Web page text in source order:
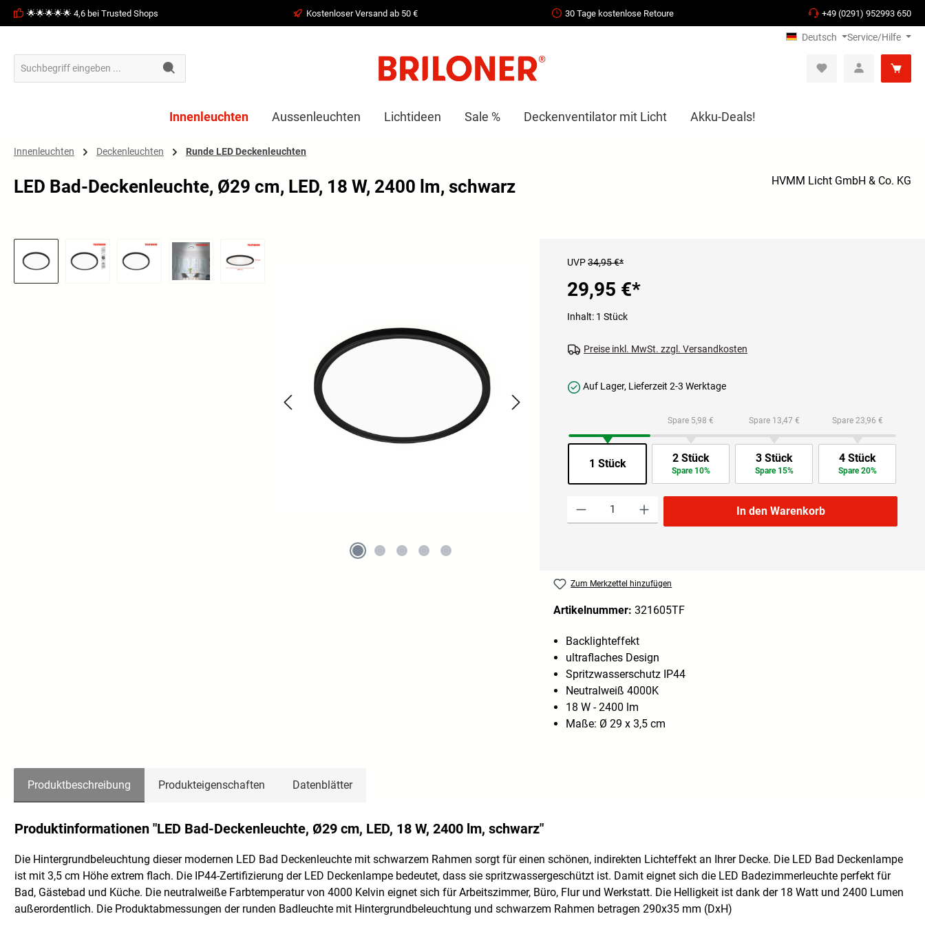
Zur Hauptnavigation springen
🌟🌟🌟🌟🌟 4,6 bei Trusted Shops Kostenloser Versand ab 50 € 30 Tage kostenlose Retoure +49 (0291) 952993 650
Deutsch Service/Hilfe
Innenleuchten Aussenleuchten Lichtideen Sale % Deckenventilator mit Licht Akku-Deals!
Innenleuchten Deckenleuchten Runde LED Deckenleuchten
LED Bad-Deckenleuchte, Ø29 cm, LED, 18 W, 2400 lm, schwarz HVMM Licht GmbH & Co. KG
Bildergalerie überspringen
UVP34,95 €*
29,95 €*
Inhalt: 1 Stück
Preise inkl. MwSt. zzgl. Versandkosten
Auf Lager, Lieferzeit 2-3 Werktage
1 Stück
Spare 5,98 €
2 Stück
Spare 10%
Spare 13,47 €
3 Stück
Spare 15%
Spare 23,96 €
4 Stück
Spare 20%
In den Warenkorb
Zum Merkzettel hinzufügen
Artikelnummer: 321605TF
Backlighteffekt
ultraflaches Design
Spritzwasserschutz IP44
Neutralweiß 4000K
18 W - 2400 lm
Maße: Ø 29 x 3,5 cm
Produktbeschreibung Produkteigenschaften Datenblätter
Produktinformationen "LED Bad-Deckenleuchte, Ø29 cm, LED, 18 W, 2400 lm, schwarz"
Die Hintergrundbeleuchtung dieser modernen LED Bad Deckenleuchte mit schwarzem Rahmen sorgt für einen schönen, indirekten Lichteffekt an Ihrer Decke. Die LED Bad Deckenlampe
ist mit 3,5 cm Höhe extrem flach. Die IP44-Zertifizierung der LED Deckenlampe bedeutet, dass sie spritzwassergeschützt ist. Damit eignet sich die LED Badezimmerleuchte perfekt für
Bad, Gästebad und Küche. Die neutralweiße Farbtemperatur von 4000 Kelvin eignet sich für Arbeitszimmer, Büro, Flur und Werkstatt. Die Helligkeit ist dank der 18 Watt und 2400 Lumen
außerordentlich. Die Produktabmessungen der runden Badleuchte mit Hintergrundbeleuchtung und schwarzem Rahmen betragen 290x35 mm (DxH)